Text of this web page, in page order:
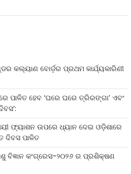
କଲ୍ୟାଣ ବୋର୍ଡ଼ର ପ୍ରଥମ କାର୍ଯ୍ୟକାରିଣୀ
ପାଳିତ ହେବ ‘ଘରେ ଘରେ ତ୍ରିରଙ୍ଗା’ ଏବଂ
ଫ୍ୟାଶନ ଉପରେ ଧ୍ୟାନ ଦେଇ ଓଡ଼ିଶାରେ
ଦିବସ ପାଳିତ
ବିଜ୍ଞାନ କଂଗ୍ରେସ-୨୦୨୬ ର ପ୍ରଶିକ୍ଷଣ